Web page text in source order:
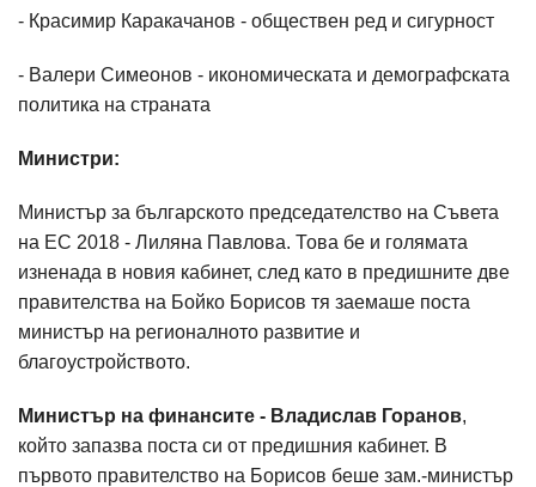
- Красимир Каракачанов - обществен ред и сигурност
- Валери Симеонов - икономическата и демографската
политика на страната
Министри:
Министър за българското председателство на Съвета
на ЕС 2018 - Лиляна Павлова. Това бе и голямата
изненада в новия кабинет, след като в предишните две
правителства на Бойко Борисов тя заемаше поста
министър на регионалното развитие и
благоустройството.
Министър на финансите - Владислав Горанов,
който запазва поста си от предишния кабинет. В
първото правителство на Борисов беше зам.-министър